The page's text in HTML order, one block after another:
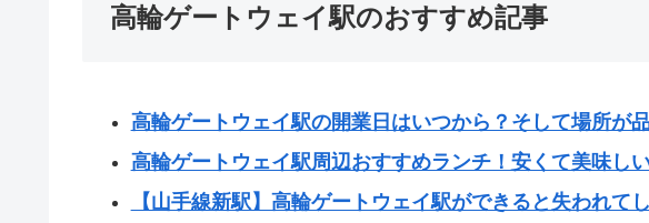
高輪ゲートウェイ駅のおすすめ記事
高輪ゲートウェイ駅の開業日はいつから？そして場所が
高輪ゲートウェイ駅周辺おすすめランチ！安くて美味し
【山手線新駅】高輪ゲートウェイ駅ができると失われて